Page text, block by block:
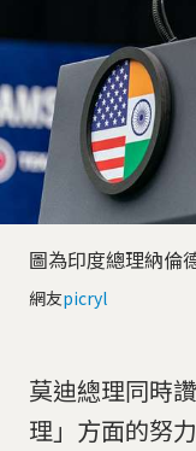
圖為印度總理納倫
網友picryl
莫迪總理同時
理」方面的努